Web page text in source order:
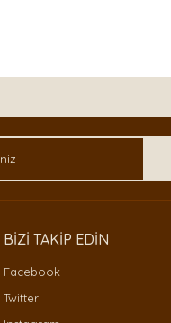
BİZİ TAKİP EDİN
Facebook
Twitter